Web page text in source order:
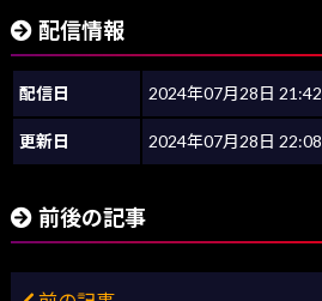
配信情報
配信日 2024年07月28日 21:42
更新日 2024年07月28日 22:08
前後の記事